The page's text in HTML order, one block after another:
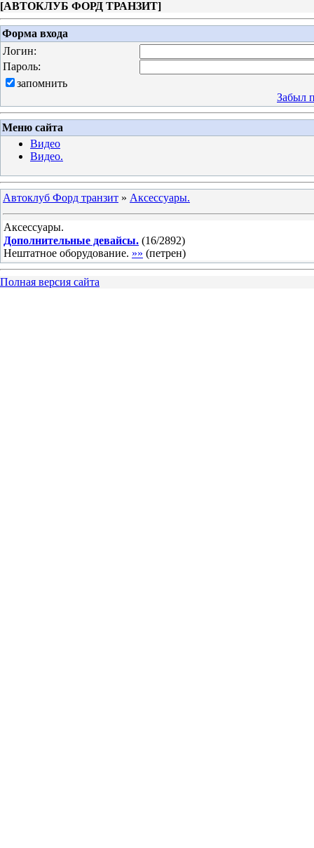
[АВТОКЛУБ ФОРД ТРАНЗИТ]
Форма входа
Логин:
Пароль:
запомнить
Забыл
Меню сайта
Видео
Видео.
Автоклуб Форд транзит » Аксессуары.
Аксессуары.
Дополнительные девайсы. (16/2892)
Нештатное оборудование. »» (петрен)
Полная версия сайта